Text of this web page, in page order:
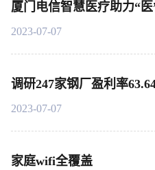
厦门电信智慧医疗助力“
2023-07-07
调研247家钢厂盈利率
2023-07-07
家庭wifi全覆盖